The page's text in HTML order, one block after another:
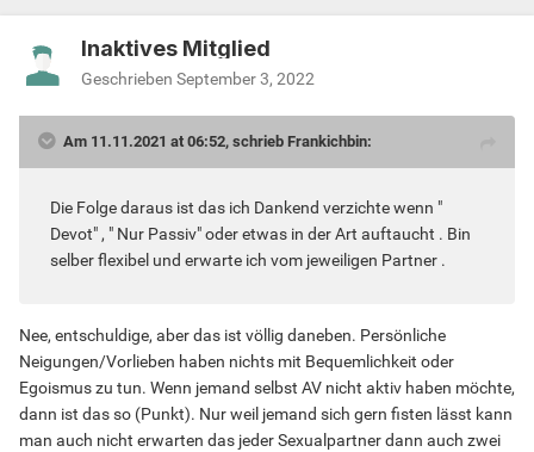
Inaktives Mitglied
Geschrieben September 3, 2022
Am 11.11.2021 at 06:52, schrieb Frankichbin:
Die Folge daraus ist das ich Dankend verzichte wenn "
Devot" , " Nur Passiv" oder etwas in der Art auftaucht . Bin
selber flexibel und erwarte ich vom jeweiligen Partner .
Nee, entschuldige, aber das ist völlig daneben. Persönliche
Neigungen/Vorlieben haben nichts mit Bequemlichkeit oder
Egoismus zu tun. Wenn jemand selbst AV nicht aktiv haben möchte,
dann ist das so (Punkt). Nur weil jemand sich gern fisten lässt kann
man auch nicht erwarten das jeder Sexualpartner dann auch zwei